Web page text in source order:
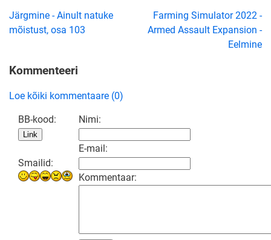
Järgmine - Ainult natuke
mõistust, osa 103
Farming Simulator 2022 -
Armed Assault Expansion -
Eelmine
Kommenteeri
Loe kõiki kommentaare (0)
BB-kood:
Smailid:
Nimi:
E-mail:
Kommentaar: